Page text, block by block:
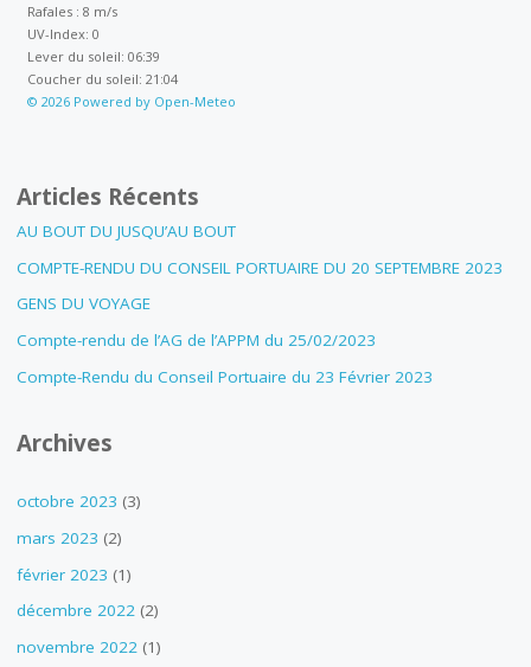
Rafales : 8 m/s
UV-Index: 0
Lever du soleil: 06:39
Coucher du soleil: 21:04
© 2026 Powered by Open-Meteo
Articles Récents
AU BOUT DU JUSQU’AU BOUT
COMPTE-RENDU DU CONSEIL PORTUAIRE DU 20 SEPTEMBRE 2023
GENS DU VOYAGE
Compte-rendu de l’AG de l’APPM du 25/02/2023
Compte-Rendu du Conseil Portuaire du 23 Février 2023
Archives
octobre 2023 (3)
mars 2023 (2)
février 2023 (1)
décembre 2022(2)
novembre 2022(1)